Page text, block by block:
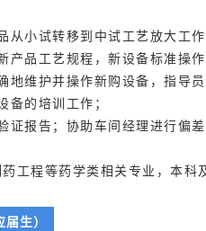
从小试转移到中试工艺放大
产品工艺规程，新设备标准操
地维护并操作新购设备，指导
备的培训工作；
证报告；协助车间经理进行偏
工程等药学类相关专业，本科
生）